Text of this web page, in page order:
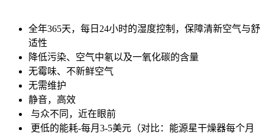
全年365天，每日24小时的湿度控制，保障清新空气与舒
适性
降低污染、空气中氡以及一氧化碳的含量
无霉味、不新鲜空气
无需维护
静音，高效
与众不同，近在眼前
更低的能耗-每月3-5美元（对比：能源星干燥器每个月